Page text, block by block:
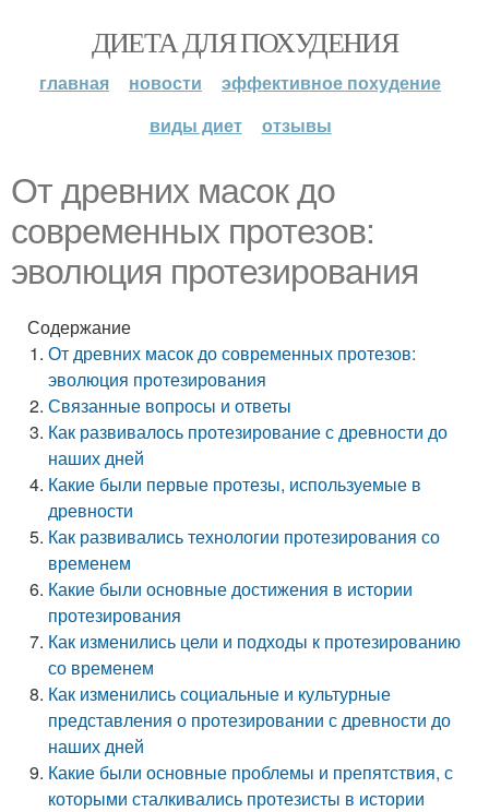
ДИЕТА ДЛЯ ПОХУДЕНИЯ
главная новости
эффективное похудение
виды диет
отзывы
От древних масок до
современных протезов:
эволюция протезирования
Содержание
От древних масок до современных протезов:
эволюция протезирования
Связанные вопросы и ответы
Как развивалось протезирование с древности до
наших дней
Какие были первые протезы, используемые в
древности
Как развивались технологии протезирования со
временем
Какие были основные достижения в истории
протезирования
Как изменились цели и подходы к протезированию
со временем
Как изменились социальные и культурные
представления о протезировании с древности до
наших дней
Какие были основные проблемы и препятствия, с
которыми сталкивались протезисты в истории